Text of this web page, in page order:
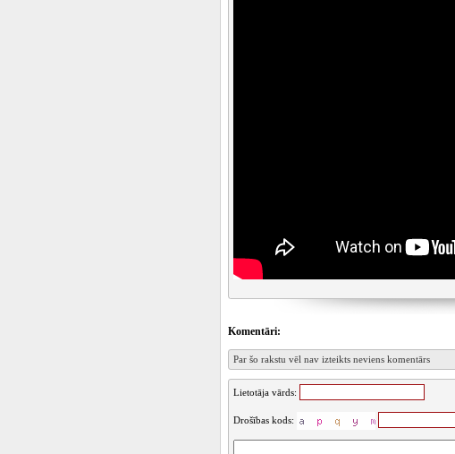
Komentāri:
Par šo rakstu vēl nav izteikts neviens komentārs
Lietotāja vārds:
Drošības kods: